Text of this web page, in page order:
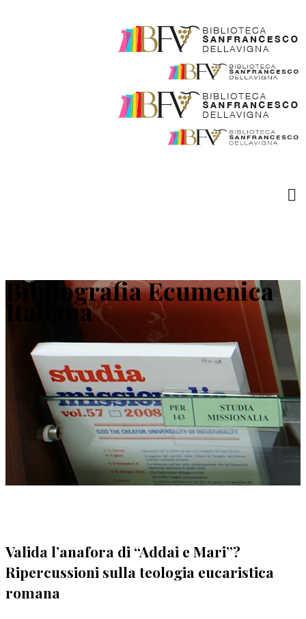
Bibliografia Ecumenica
Italiana
Valida l’anafora di “Addai e Mari”?
Ripercussioni sulla teologia eucaristica
romana